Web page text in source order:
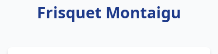
Frisquet Montaigu